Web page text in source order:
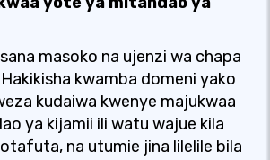
masoko na ujenzi wa chapa
kwamba domeni yako
kudaiwa kwenye majukwaa
ya kijamii ili watu wajue kila
na utumie jina lilelile bila